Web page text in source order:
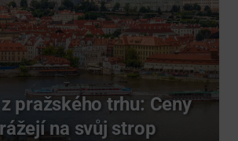
pražského trhu: Ceny
na svůj strop